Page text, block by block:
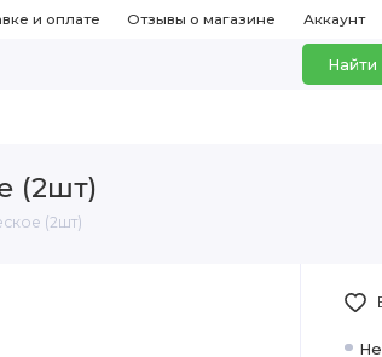
и оплате Отзывы о магазине Аккаунт
Найти
(2шт)
(2шт)